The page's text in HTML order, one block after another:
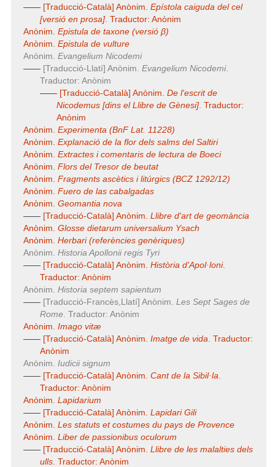
—— [Traducció-Català] Anònim. Epístola caiguda del cel
[versió en prosa]. Traductor: Anònim
Anònim. Epistula de taxone (versió β)
Anònim. Epistula de vulture
Anònim. Evangelium Nicodemi
—— [Traducció-Llatí] Anònim. Evangelium Nicodemi.
Traductor: Anònim
—— [Traducció-Català] Anònim. De l'escrit de
Nicodemus [dins elLlibre de Gènesi]. Traductor:
Anònim
Anònim. Experimenta (BnF Lat. 11228)
Anònim. Explanació de la flor dels salms del Saltiri
Anònim. Extractes i comentaris de lectura de Boeci
Anònim. Flors del Tresor de beutat
Anònim. Fragments ascètics i litúrgics (BCZ 1292/12)
Anònim. Fuero de las cabalgadas
Anònim. Geomantia nova
—— [Traducció-Català] Anònim. Llibre d'art de geomància
Anònim. Glosse dietarum universalium Ysach
Anònim. Herbari (referències genèriques)
Anònim. Historia Apollonii regis Tyri
—— [Traducció-Català] Anònim. Història d'Apol·loni.
Traductor: Anònim
Anònim. Historia septem sapientum
—— [Traducció-Francès,Llatí] Anònim. Les Sept Sages de
Rome. Traductor: Anònim
Anònim. Imago vitæ
—— [Traducció-Català] Anònim. Imatge de vida. Traductor:
Anònim
Anònim. Iudicii signum
—— [Traducció-Català] Anònim. Cant de la Sibil·la.
Traductor: Anònim
Anònim. Lapidarium
—— [Traducció-Català] Anònim. Lapidari Gili
Anònim. Les statuts et costumes du pays de Provence
Anònim. Liber de passionibus oculorum
—— [Traducció-Català] Anònim. Llibre de les malalties dels
ulls. Traductor: Anònim